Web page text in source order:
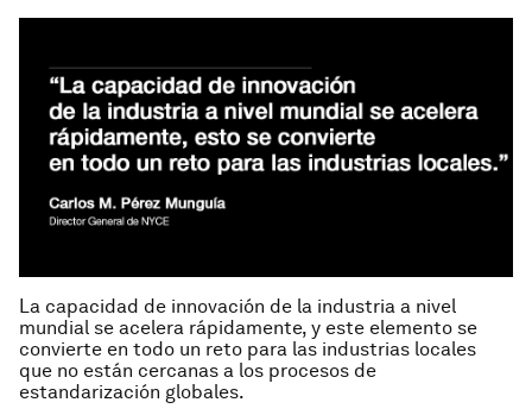
La capacidad de innovación de la industria a nivel
mundial se acelera rápidamente, y este elemento se
convierte en todo un reto para las industrias locales
que no están cercanas a los procesos de
estandarización globales.